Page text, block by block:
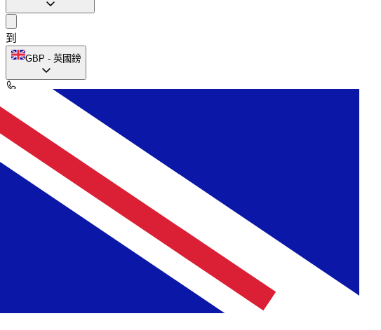
到
GBP - 英國鎊
立即諮詢貨幣專家。
預約通話
服務提供商
兌換匯率 匯款費用 收款方實際到帳
我們當前沒有該貨幣的資料。